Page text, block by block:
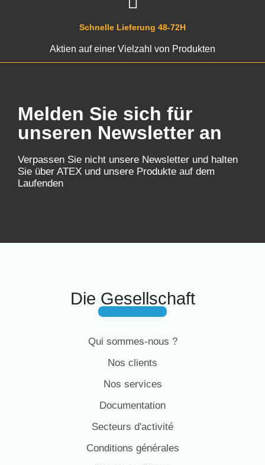
Schnelle Lieferung 48-72H
Aktien auf einer Vielzahl von Produkten
Melden Sie sich für
unseren Newsletter an
Verpassen Sie nicht unsere Newsletter und halten
Sie über ATEX und unsere Produkte auf dem
Laufenden
Die Gesellschaft
Qui sommes-nous ?
Nos clients
Nos services
Documentation
Secteurs d'activité
Conditions générales